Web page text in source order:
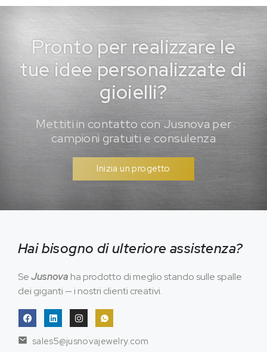
Pronto per realizzare le
tue idee personalizzate di
gioielli?
Mettiti in contatto con Jusnova per
campioni gratuiti e consulenza
Inizia un progetto
Hai bisogno di ulteriore assistenza?
SeJusnova ha prodotto di meglio stando sulle spalle
dei giganti — i nostri clienti creativi.
sales5@jusnovajewelry.com